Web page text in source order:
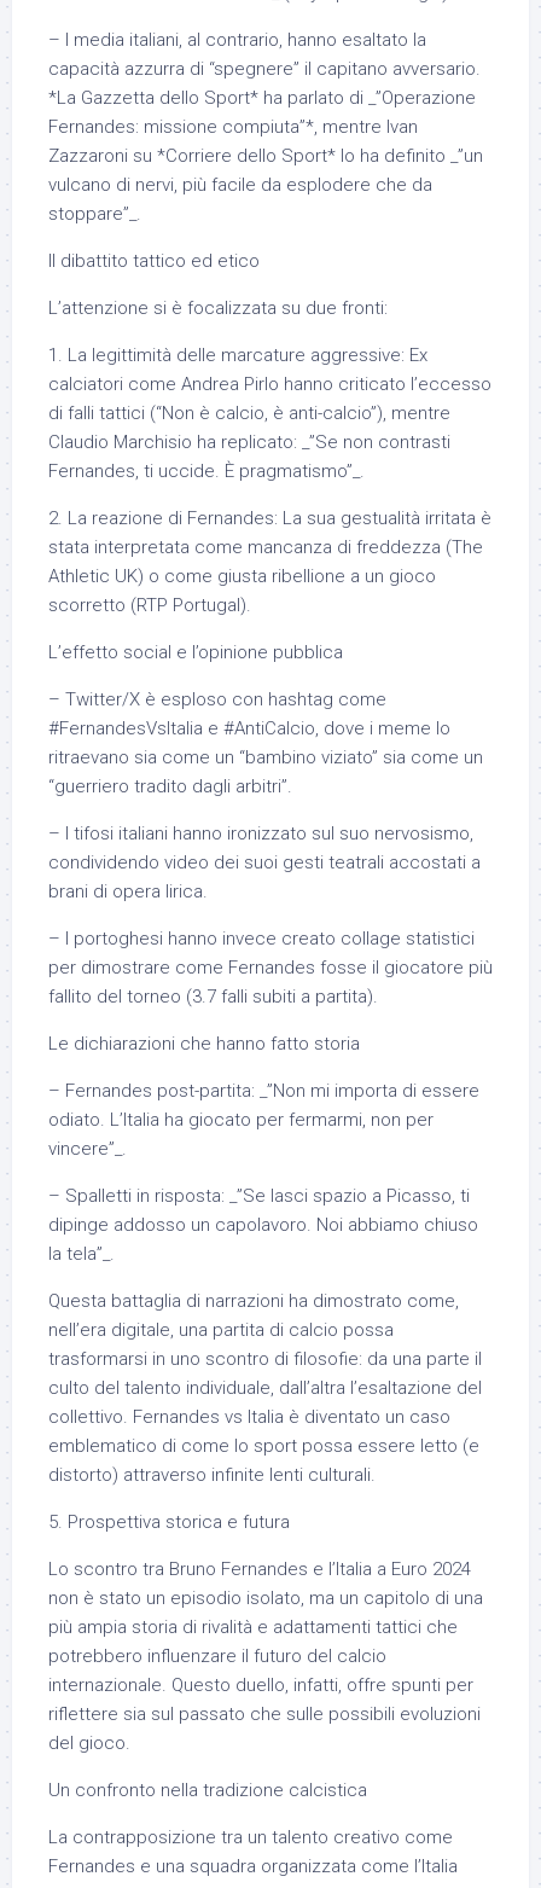
– I media italiani, al contrario, hanno esaltato la
capacità azzurra di “spegnere” il capitano avversario.
*La Gazzetta dello Sport* ha parlato di _”Operazione
Fernandes: missione compiuta”*, mentre Ivan
Zazzaroni su *Corriere dello Sport* lo ha definito _”un
vulcano di nervi, più facile da esplodere che da
stoppare”_.
Il dibattito tattico ed etico
L’attenzione si è focalizzata su due fronti:
1. La legittimità delle marcature aggressive: Ex
calciatori come Andrea Pirlo hanno criticato l’eccesso
di falli tattici (“Non è calcio, è anti-calcio”), mentre
Claudio Marchisio ha replicato: _”Se non contrasti
Fernandes, ti uccide. È pragmatismo”_.
2. La reazione di Fernandes: La sua gestualità irritata è
stata interpretata come mancanza di freddezza (The
Athletic UK) o come giusta ribellione a un gioco
scorretto (RTP Portugal).
L’effetto social e l’opinione pubblica
– Twitter/X è esploso con hashtag come
#FernandesVsItalia e #AntiCalcio, dove i meme lo
ritraevano sia come un “bambino viziato” sia come un
“guerriero tradito dagli arbitri”.
– I tifosi italiani hanno ironizzato sul suo nervosismo,
condividendo video dei suoi gesti teatrali accostati a
brani di opera lirica.
– I portoghesi hanno invece creato collage statistici
per dimostrare come Fernandes fosse il giocatore più
fallito del torneo (3.7 falli subiti a partita).
Le dichiarazioni che hanno fatto storia
– Fernandes post-partita: _”Non mi importa di essere
odiato. L’Italia ha giocato per fermarmi, non per
vincere”_.
– Spalletti in risposta: _”Se lasci spazio a Picasso, ti
dipinge addosso un capolavoro. Noi abbiamo chiuso
la tela”_.
Questa battaglia di narrazioni ha dimostrato come,
nell’era digitale, una partita di calcio possa
trasformarsi in uno scontro di filosofie: da una parte il
culto del talento individuale, dall’altra l’esaltazione del
collettivo. Fernandes vs Italia è diventato un caso
emblematico di come lo sport possa essere letto (e
distorto) attraverso infinite lenti culturali.
5. Prospettiva storica e futura
Lo scontro tra Bruno Fernandes e l’Italia a Euro 2024
non è stato un episodio isolato, ma un capitolo di una
più ampia storia di rivalità e adattamenti tattici che
potrebbero influenzare il futuro del calcio
internazionale. Questo duello, infatti, offre spunti per
riflettere sia sul passato che sulle possibili evoluzioni
del gioco.
Un confronto nella tradizione calcistica
La contrapposizione tra un talento creativo come
Fernandes e una squadra organizzata come l’Italia